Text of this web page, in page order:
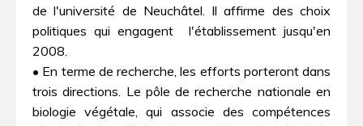
de l'université de Neuchâtel. Il affirme des choix
politiques qui engagent l'établissement jusqu'en
2008.
• En terme de recherche, les efforts porteront dans
trois directions. Le pôle de recherche nationale en
biologie végétale, qui associe des compétences